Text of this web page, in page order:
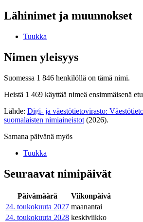
Lähinimet ja muunnokset
Tuukka
Nimen yleisyys
Suomessa 1 846 henkilöllä on tämä nimi.
Heistä 1 469 käyttää nimeä ensimmäisenä
Lähde: Digi- ja väestötietovirasto:
suomalaisten nimiaineistot (2026).
Samana päivänä myös
Tuukka
Seuraavat nimipäivät
Päivämäärä
Viikonpäivä
24. toukokuuta 2027 maanantai
24. toukokuuta 2028 keskiviikko